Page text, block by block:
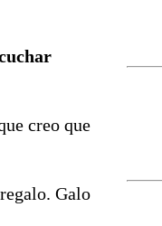
creo que
Galo